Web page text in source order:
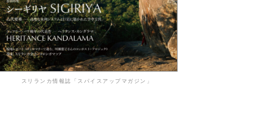
スリランカ情報誌「スパイスアップマガジン」